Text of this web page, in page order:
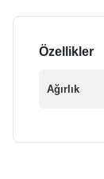
Özellikler
Ağırlık